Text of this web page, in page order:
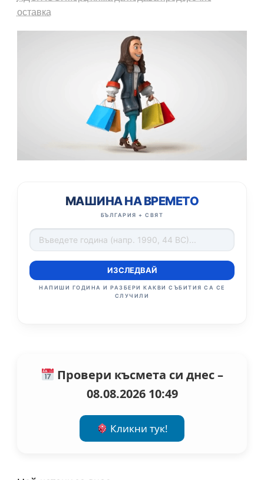
оставка
МАШИНА НА ВРЕМЕТО
БЪЛГАРИЯ + СВЯТ
ИЗСЛЕДВАЙ
НАПИШИ ГОДИНА И РАЗБЕРИ КАКВИ СЪБИТИЯ СА СЕ
СЛУЧИЛИ
Провери късмета си днес –
08.08.2026 10:49
Кликни тук!